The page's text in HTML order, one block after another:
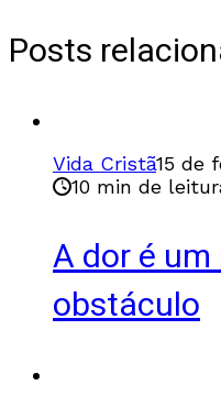
Posts
Vida Cristã15 de
10 min de
A dor é
obstáculo